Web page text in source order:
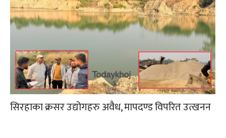
सिरहाका क्रसर उद्योगहरु अवैध, मापदण्ड विपरित उत्खनन